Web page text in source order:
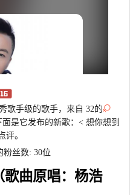
歌手级的歌手，来自 32的
是它发布的新歌：< 想你想到
评。
粉丝数: 30位
歌曲原唱：杨浩